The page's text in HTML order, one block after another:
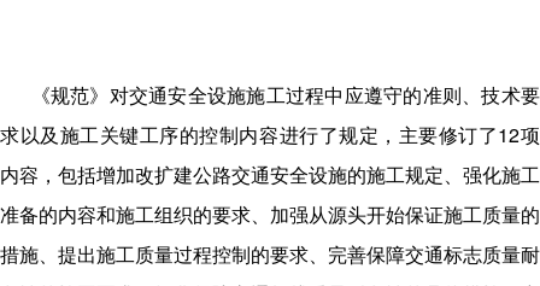
《规范》对交通安全设施施工过程中应遵守的准则、技术要
求以及施工关键工序的控制内容进行了规定，主要修订了12项
内容，包括增加改扩建公路交通安全设施的施工规定、强化施工
准备的内容和施工组织的要求、加强从源头开始保证施工质量的
措施、提出施工质量过程控制的要求、完善保障交通标志质量耐